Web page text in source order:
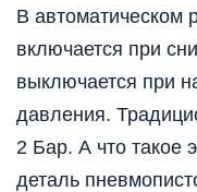
В автоматическом
включается при
выключается при
давления.
2 Бар. А что такое
деталь